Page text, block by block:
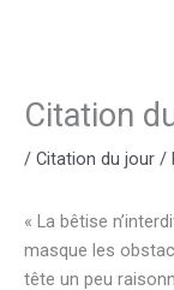
Citation
/ Citation du jour /
« La bêtise
masque les
tête un peu